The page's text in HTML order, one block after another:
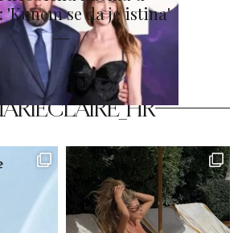
'Kunem se da je istina'